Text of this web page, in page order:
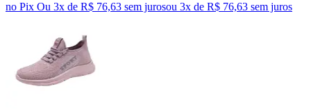
no Pix Ou 3x de R$ 76,63 sem jurosou 3x de R$ 76,63 sem juros